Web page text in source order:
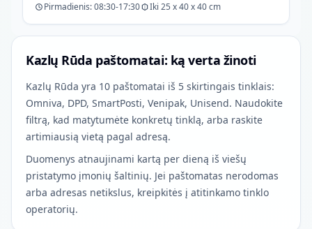
Pirmadienis: 08:30-17:30 Iki 25 x 40 x 40 cm
Kazlų Rūda paštomatai: ką verta žinoti
Kazlų Rūda yra 10 paštomatai iš 5 skirtingais tinklais:
Omniva, DPD, SmartPosti, Venipak, Unisend. Naudokite
filtrą, kad matytumėte konkretų tinklą, arba raskite
artimiausią vietą pagal adresą.
Duomenys atnaujinami kartą per dieną iš viešų
pristatymo įmonių šaltinių. Jei paštomatas nerodomas
arba adresas netikslus, kreipkitės į atitinkamo tinklo
operatorių.